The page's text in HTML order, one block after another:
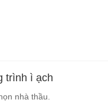
trình ì ạch
nhà thầu.